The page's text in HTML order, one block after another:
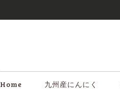
Home 九州産にんにく